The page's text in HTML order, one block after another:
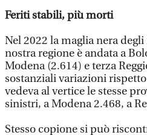
Feriti stabili, più morti
Nel 2022 la maglia nera
nostra regione è andata a
Modena (2.614) e terza
sostanziali variazioni
vedeva al vertice le stesse
sinistri, a Modena 2.468, a
Stesso copione si può